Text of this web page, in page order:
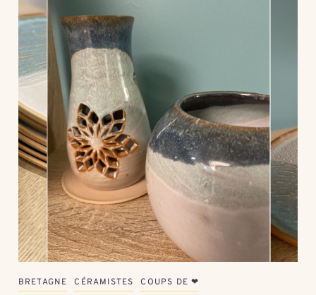
BRETAGNE CÉRAMISTES COUPS DE ❤